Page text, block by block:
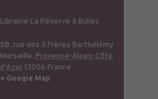
Librairie La Réserve à Bulles
58, rue des 3 Frères Barthélémy
Marseille, Provence-Alpes-Côte
d'Azur13006 France
+ Google Map